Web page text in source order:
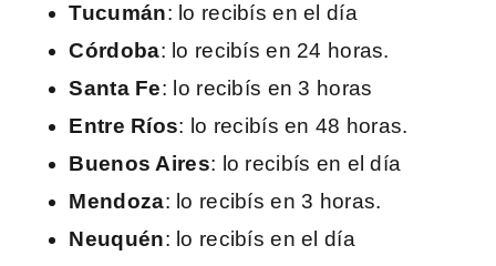
Tucumán: lo recibís en el día
Córdoba: lo recibís en 24 horas.
Santa Fe: lo recibís en 3 horas
Entre Ríos: lo recibís en 48 horas.
Buenos Aires: lo recibís en el día
Mendoza: lo recibís en 3 horas.
Neuquén: lo recibís en el día